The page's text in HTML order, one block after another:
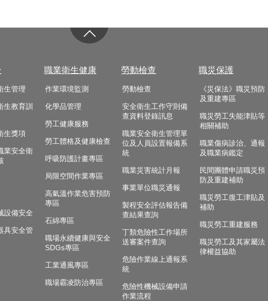
生管理
生教育訓
生獎項
業安全衛
設備安全
具安全管
職業衛生健康
作業環境監測
化學品管理
勞工健康服務
勞工體格及健康檢查
呼吸防護計畫專區
局限空間作業專區
高氣溫作業危害預防
專區
石綿專區
職場永續健康與安全
SDGs專區
工業通風專區
職場霸凌防治專區
勞動檢查
勞動檢查
安全衛生工作守則備
查資料登錄訊息
職業安全衛生管理單
位及人員設置報備系
統
職業災害統計月報
事業單位職災通報
製程安全評估報告備
查結果查詢
丁類危險性工作場所
送審案件查詢
危險作業線上通報系
統
危險性機械設備申請
作業流程
職災保護
《災保法》職災預防
及重建專區
職災勞工失能津貼等
相關補助
職業傷病診治、通報
及職業病鑑定
民間團體申請職災預
防及重建補助
職災勞工復工津貼及
補助
職災勞工重建服務
職災勞工及其家屬法
律權益協助